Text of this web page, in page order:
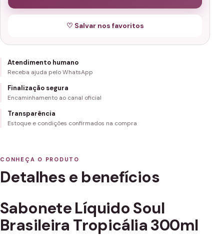
♡ Salvar nos favoritos
Atendimento humano
Receba ajuda pelo WhatsApp
Finalização segura
Encaminhamento ao canal oficial
Transparência
Estoque e condições confirmados na compra
CONHEÇA O PRODUTO
Detalhes e benefícios
Sabonete Líquido Soul
Brasileira Tropicália 300ml